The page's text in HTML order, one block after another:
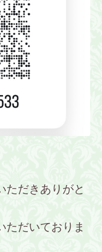
ただきありがと
ただいておりま